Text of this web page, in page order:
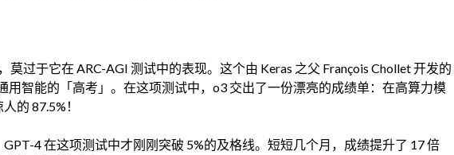
莫过于它在 ARC-AGI 测试中的表现。这个由 Keras 之父 François Chollet 开发的
用智能的「高考」。在这项测试中，o3 交出了一份漂亮的成绩单：在高算力模
的 87.5%！
4 在这项测试中才刚刚突破 5%的及格线。短短几个月，成绩提升了 17 倍